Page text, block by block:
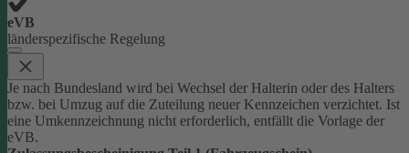
eVB
länderspezifische Regelung
Je nach Bundesland wird bei Wechsel der Halterin oder des Halters
bzw. bei Umzug auf die Zuteilung neuer Kennzeichen verzichtet. Ist
eine Umkennzeichnung nicht erforderlich, entfällt die Vorlage der
eVB.